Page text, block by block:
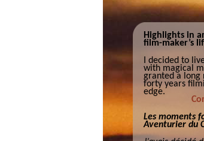
Highlights in
film-maker’s
I decided to
with magical
granted a long
forty years
edge.
Les moments
Aventurier du